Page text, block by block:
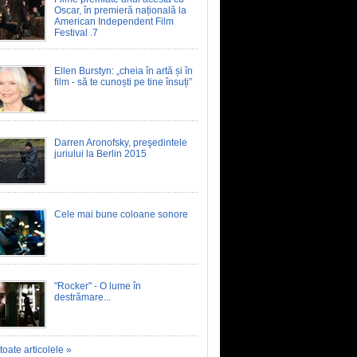
Oscar, în premieră națională la
American Independent Film
Festival .7
Ellen Burstyn: „cheia în artă și în
film - să te cunoști pe tine însuți”
Darren Aronofsky, preşedintele
juriului la Berlin 2015
Cele mai bune coloane sonore
"Rocker" - O lume în
destrămare...
articolele »